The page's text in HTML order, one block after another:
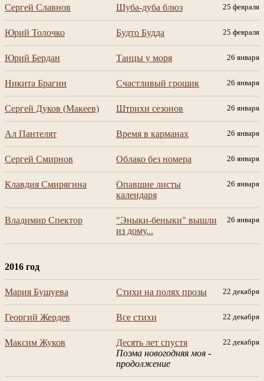
Сергей Славнов Шуба-дуба блюз 25 февраля
Юрий Толочко Будто Будда 25 февраля
Юрий Бердан Танцы у моря 26 января
Никита Брагин Счастливый грошик 26 января
Сергей Дуков (Макеев) Штрихи сезонов 26 января
Ал Пантелят Время в карманах 26 января
Сергей Смирнов Облако без номера 26 января
Клавдия Смирягина
Опавшие листы
календаря
26 января
Владимир Спектор
"Эныки-беныки" вышли
из дому...
26 января
2016 год
Мария Бушуева Стихи на полях прозы 22 декабря
Георгий Жердев Все стихи 22 декабря
Максим Жуков
Десять лет спустя
Поэма новогодняя моя -
продолжение
22 декабря